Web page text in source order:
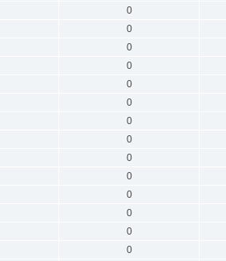
0
0
0
0
0
0
0
0
0
0
0
0
0
0